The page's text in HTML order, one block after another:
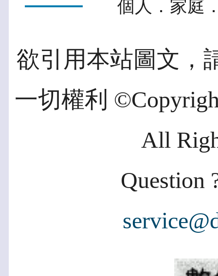
個人．家庭
欲引用本站圖文，
一切權利
All
Question